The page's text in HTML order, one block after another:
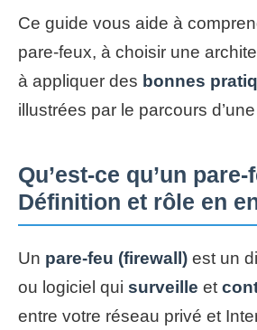
Ce guide vous aide à
pare-feux, à choisir une
à appliquer des bonnes
illustrées par le parcours
Qu’est-ce qu’un pare-
Définition et rôle en
Un pare-feu (firewall) est un
ou logiciel qui surveille et
entre votre réseau privé et